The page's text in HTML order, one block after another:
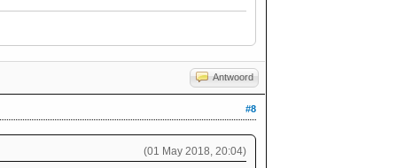
Antwoord
#8
(01 May 2018, 20:04)